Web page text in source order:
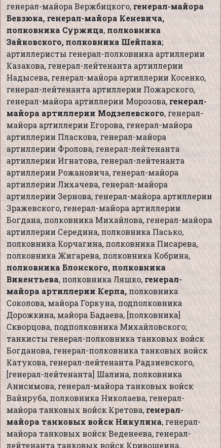
генерал-майора Вержбицкого,генерал-майора
Бевзюка, генерал-майора Кеневича,
полковника Суржица,полковника
Зайковского,полковника Шейпака;
артиллеристы генерал-полковника артиллерии
Казакова, генерал-лейтенанта артиллерии
Надысева, генерал-майора артиллерии Косенко,
генерал-лейтенанта артиллерии Пожарского,
генерал-майора артиллерии Морозова,генерал-
майора артиллерии Модзелевского, генерал-
майора артиллерии Егорова, генерал-майора
артиллерии Пласкова, генерал-майора
артиллерии Фролова, генерал-лейтенанта
артиллерии Игнатова, генерал-лейтенанта
артиллерии Рожановича, генерал-майора
артиллерии Лихачева, генерал-майора
артиллерии Зернова, генерал-майора артиллерии
Зражевского, генерал-майора артиллерии
Богдана, полковника Михайлова, генерал-майора
артиллерии Середина, полковника Пасько,
полковника Корчагина, полковника Писарева,
полковника Жигарева, полковника Кобрина,
полковника Блонского, полковника
Викентьева, полковника Ляшко, генерал-
майора артиллерии Керпа,полковника
Соколова, майора Горкуна, подполковника
Дорожкина, майора Бадаева, [полковника]
Скворцова, подполковника Михайловского;
танкисты генерал-полковника танковых войск
Богданова, генерал-полковника танковых войск
Катукова, генерал-лейтенанта Радзиевского,
[генерал-лейтенанта] Шалина, полковника
Анисимова, генерал-майора танковых войск
Вайнруба, полковника Николаева, генерал-
майора танковых войск Кретова,генерал-
майора танковых войск Никулина, генерал-
майора танковых войск Веденеева, генерал-
лейтенанта танковых войск Кривошеина,